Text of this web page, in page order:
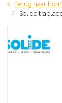
Terug naar
Solide